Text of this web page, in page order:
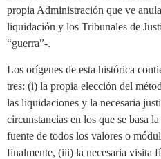
propia Administración que ve
liquidación y los Tribunales de
“guerra”-.
Los orígenes de esta histórica
tres: (i) la propia elección del
las liquidaciones y la necesaria
circunstancias en los que se basa
fuente de todos los valores o
finalmente, (iii) la necesaria visita